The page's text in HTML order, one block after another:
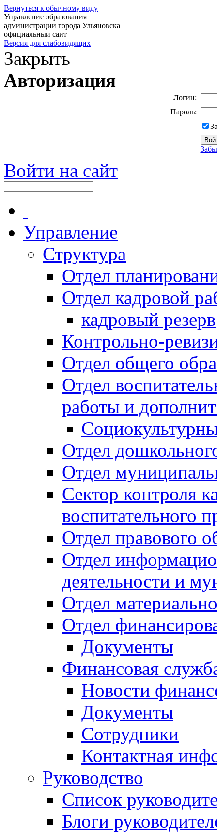
Вернуться к обычному виду
Управление образования
администрации города Ульяновска
официальный сайт
Версия для слабовидящих
Закрыть
Авторизация
Логин:
Пароль:
Войти на сайт
Управление
Структура
Отдел
Отдел кадровой
кадровый резерв
Контрольно-
Отдел общего
Отдел
работы и
Отдел
Отдел
Сектор контроля
воспитательного
Отдел правового
Отдел
деятельности и
Отдел
Отдел
Документы
Финансовая
Новости
Документы
Сотрудники
Контактная
Руководство
Список
Блоги